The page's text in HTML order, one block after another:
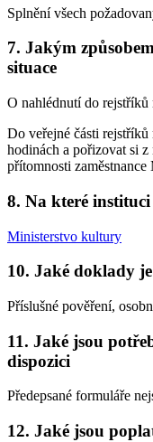
Splnění všech
7. Jakým
situace
O nahlédnutí do rejstříků
Do veřejné části rejstříků
hodinách a pořizovat si
přítomnosti
8. Na které
Ministerstvo kultury
10. Jaké doklady
Příslušné pověření,
11. Jaké jsou
dispozici
Předepsané formuláře
12. Jaké jsou